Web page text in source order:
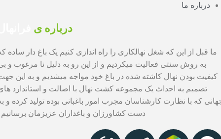
درباره ما
درباره ی
ما قبل از این که شغل نهالکاری را راه اندازی کنیم یک باغ دار ساده
به روش سنتی فعالیت میکردیم و از این رو به دلیل نا مرغوب و
کیفیت بودن نهال کاشته شده در باغ خود مواجه میشدیم و به این
تصمیم به احداث یک مجموعه کشت نهال با اصالت و استاندارد
که با نظارت کارشناسان مجرب امور باغبانی بوده تولید کرده و
دست کشاورزان و باغداران عزیزمان